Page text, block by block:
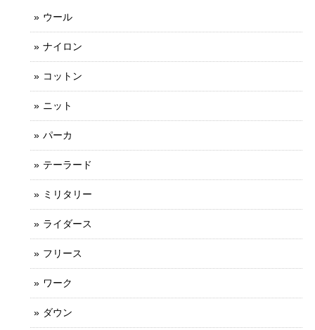
ウール
ナイロン
コットン
ニット
パーカ
テーラード
ミリタリー
ライダース
フリース
ワーク
ダウン